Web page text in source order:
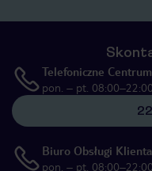
Telefoniczne
pon. – pt.
Biuro Obsługi Klienta
pon. – pt.